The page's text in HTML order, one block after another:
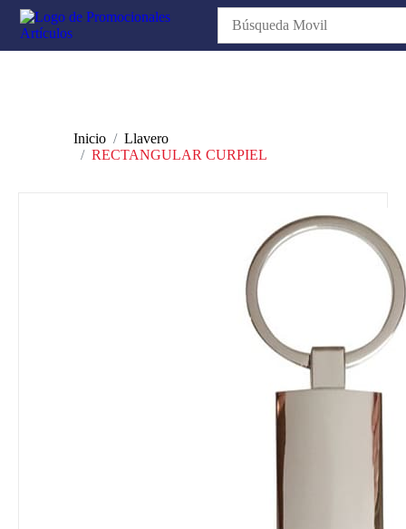
Inicio
Llavero
RECTANGULAR CURPIEL